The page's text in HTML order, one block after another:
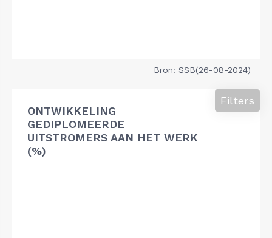
Bron: SSB(26-08-2024)
ONTWIKKELING
GEDIPLOMEERDE
UITSTROMERS AAN HET WERK
(%)
Filters